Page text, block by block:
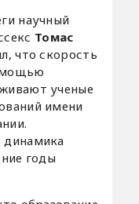
научный
Томас
что скорость
ученые
имени
годы